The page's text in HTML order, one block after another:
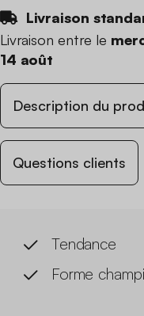
Livraison
Livraison entre le
14 août
Description du
Questions clients
Tendance
Forme